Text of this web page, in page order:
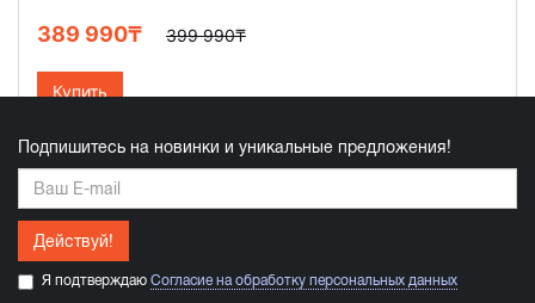
389 990₸ 399 990₸
Купить
Подпишитесь на новинки и уникальные предложения!
Действуй!
Я подтверждаю Согласие на обработку персональных данных